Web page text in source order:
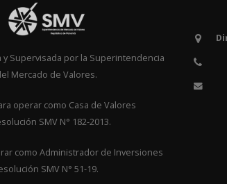
y Supervisada por la Superintendencia
Mercado de Valores.
operar como Casa de Valores
SMV N° 182-2013.
como Administrador de Inversiones
SMV N° 51-19.